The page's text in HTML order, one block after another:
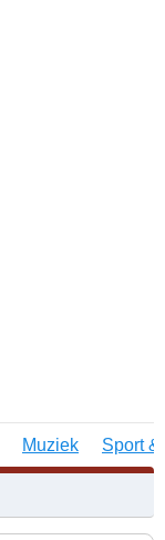
Muziek Sport